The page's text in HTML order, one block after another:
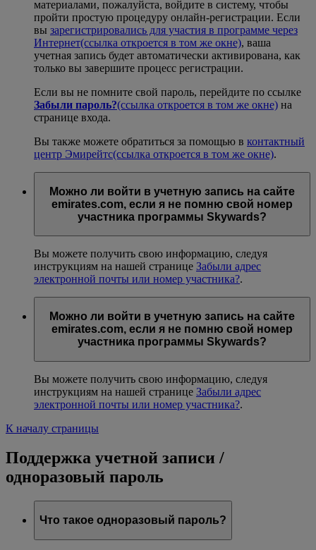
материалами, пожалуйста, войдите в систему, чтобы
пройти простую процедуру онлайн-регистрации. Если
вы зарегистрировались для участия в программе через
Интернет(ссылка откроется в том же окне), ваша
учетная запись будет автоматически активирована, как
только вы завершите процесс регистрации.
Если вы не помните свой пароль, перейдите по ссылке
Забыли пароль?(ссылка откроется в том же окне) на
странице входа.
Вы также можете обратиться за помощью в контактный
центр Эмирейтс(ссылка откроется в том же окне).
Можно ли войти в учетную запись на сайте
emirates.com, если я не помню свой номер
участника программы Skywards?
Вы можете получить свою информацию, следуя
инструкциям на нашей странице Забыли адрес
электронной почты или номер участника?.
Можно ли войти в учетную запись на сайте
emirates.com, если я не помню свой номер
участника программы Skywards?
Вы можете получить свою информацию, следуя
инструкциям на нашей странице Забыли адрес
электронной почты или номер участника?.
К началу страницы
Поддержка учетной записи /
одноразовый пароль
Что такое одноразовый пароль?